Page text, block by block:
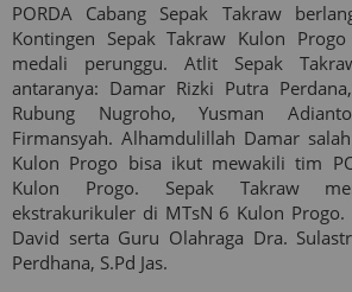
PORDA Cabang Sepak Takraw
Kontingen Sepak Takraw Kulon
medali perunggu. Atlit Sepak
antaranya: Damar Rizki Putra
Rubung Nugroho, Yusman
Firmansyah. Alhamdulillah Damar
Kulon Progo bisa ikut mewakili tim
Kulon Progo. Sepak Takraw
ekstrakurikuler di MTsN 6 Kulon Progo.
David serta Guru Olahraga Dra.
Perdhana, S.Pd Jas.